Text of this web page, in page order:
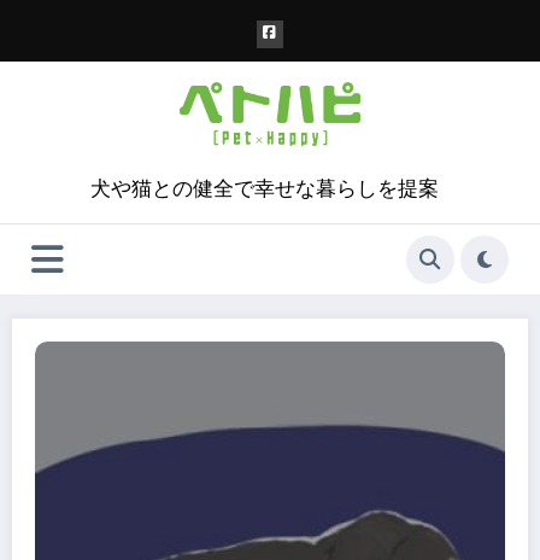
犬や猫との健全で幸せな暮らしを提案